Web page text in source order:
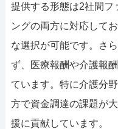
提供する形態は2社間フ
ングの両方に対応して
な選択が可能です。さ
ず、医療報酬や介護報
ています。特に介護分
方で資金調達の課題が
援に貢献しています。